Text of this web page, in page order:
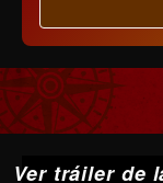
Ver tráiler de